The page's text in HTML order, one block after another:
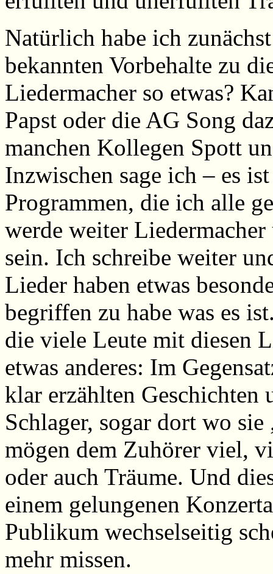
Natürlich habe ich
bekannten Vorbehalte zu
Liedermacher so etwas?
Papst oder die AG Song
manchen Kollegen Spott
Inzwischen sage ich – es
Programmen, die ich alle
werde weiter
sein. Ich schreibe weiter
Lieder haben etwas
begriffen zu habe was es
die viele Leute mit diesen
etwas anderes: Im
klar erzählten Geschichten
Schlager, sogar dort wo
mögen dem Zuhörer viel,
oder auch Träume. Und
einem gelungenen
Publikum wechselseitig
mehr missen.